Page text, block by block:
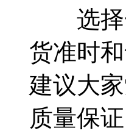
选择一
货准时
建议大
质量保